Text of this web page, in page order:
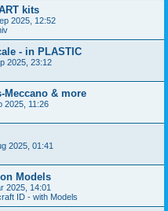
kits
2025, 12:52
- in PLASTIC
2025, 23:12
Meccano & more
2025, 11:26
2025, 01:41
Models
2025, 14:01
ID - with Models